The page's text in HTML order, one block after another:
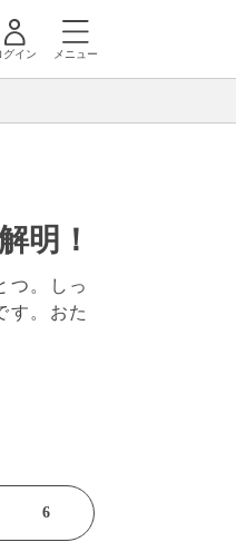
グイン メニュー
明！
つ。しっ
す。おた
6